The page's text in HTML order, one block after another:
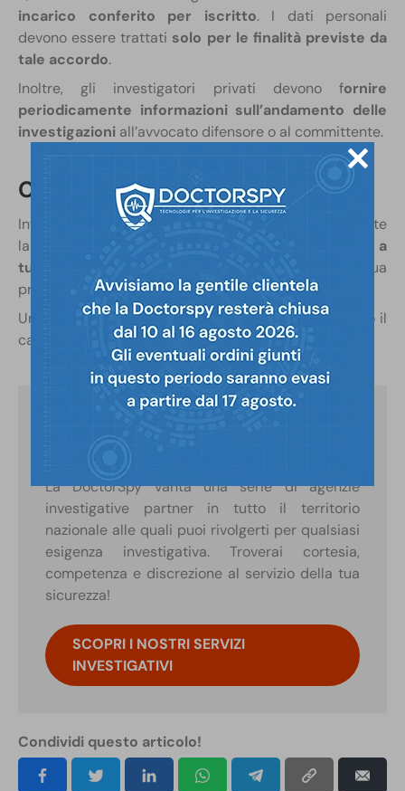
incarico conferito per iscritto. I dati personali
devono essere trattati solo per le finalità previste da
tale accordo.
Inoltre, gli investigatori privati devono fornire
periodicamente informazioni sull’andamento delle
investigazioni all’avvocato difensore o al committente.
Considera il fattore umano
Infine, è importante valutare il fattore umano. Durante
la consultazione iniziale, cerca di capire
se ti senti a
tuo agio con l’investigatore
nella sua
professionalità e integrità.
Un buon rapporto con l’investigatore è cruciale, dato il
carattere spesso delicato degli incarichi conferiti.
investigativi di Doctorspy
La DoctorSpy vanta una serie di agenzie
investigative partner in tutto il territorio
nazionale alle quali puoi rivolgerti per qualsiasi
esigenza investigativa. Troverai cortesia,
competenza e discrezione al servizio della tua
sicurezza!
SCOPRI I NOSTRI SERVIZI
INVESTIGATIVI
Condividi questo articolo!